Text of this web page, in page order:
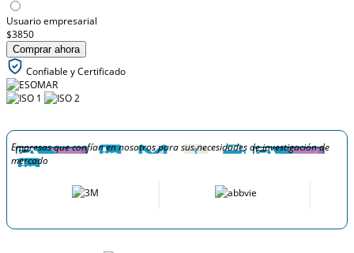
Usuario empresarial
$3850
Comprar ahora
Confiable y Certificado
Empresas que confían en nosotros para sus necesidades de investigación de
mercado